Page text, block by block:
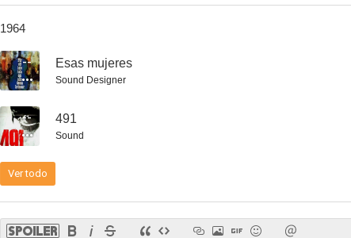
1964
-- Esas mujeres
Sound Designer
-- 491
Sound
Ver todo